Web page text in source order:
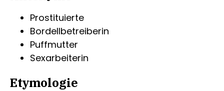
Prostituierte
Bordellbetreiberin
Puffmutter
Sexarbeiterin
Etymologie